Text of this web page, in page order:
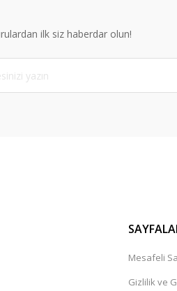
ilk siz haberdar olun!
Mesafeli
Gizlilik ve